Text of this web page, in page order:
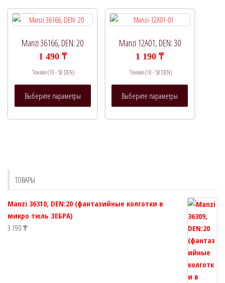
Опции
можно
Опции
можно
Manzi 36166, DEN: 20
1 490 ₸
Тонкие (10 - 50 DEN)
Выберите параметры
Этот
товара.
Manzi 12A01, DEN: 30
1 190₸
Тонкие (10 - 50 DEN)
Выберите параметры
странице
товара.
ТОВАРЫ
Manzi 36310, DEN:20 (фантазийные колготки в
микро тюль ЗЕБРА)
3 190 ₸